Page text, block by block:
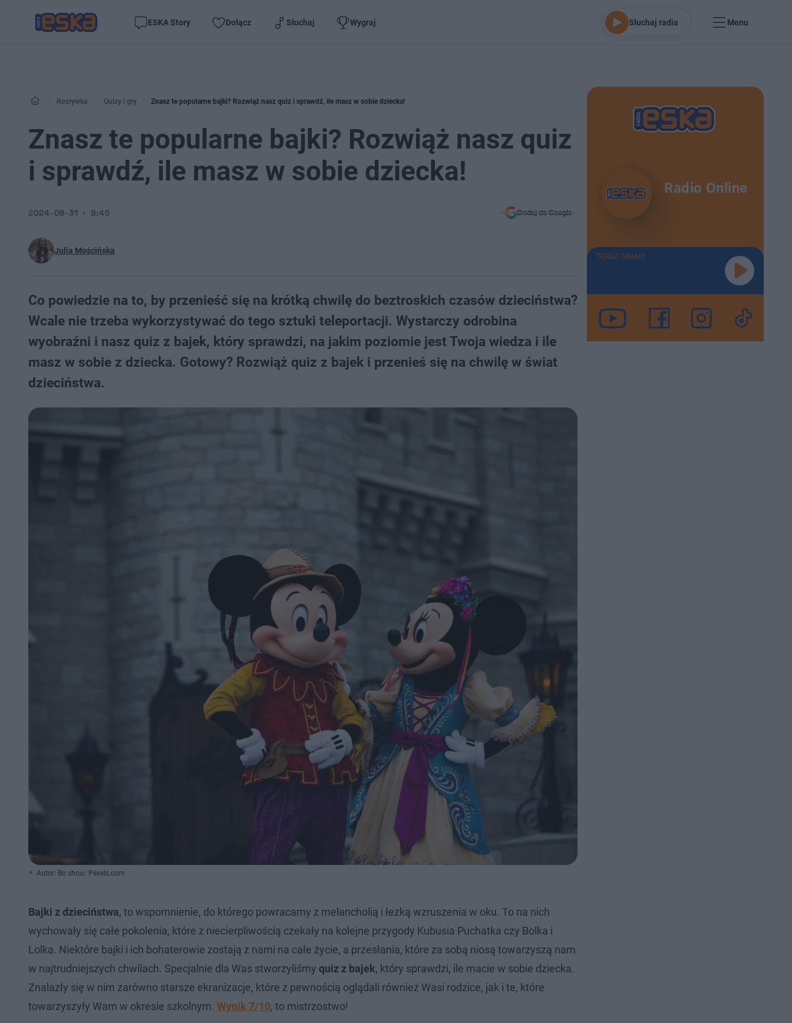
ESKA Story Dołącz Słuchaj Wygraj Słuchaj radia Menu
Rozrywka Quizy i gry Znasz te popularne bajki? Rozwiąż nasz quiz i sprawdź, ile masz w sobie dziecka!
Znasz te popularne bajki? Rozwiąż nasz quiz
i sprawdź, ile masz w sobie dziecka!
Julia Mościńska
2024-08-31 9:45 Dodaj do Google
Co powiedzie na to, by przenieść się na krótką chwilę do beztroskich czasów dzieciństwa?
Wcale nie trzeba wykorzystywać do tego sztuki teleportacji. Wystarczy odrobina
wyobraźni i nasz quiz z bajek, który sprawdzi, na jakim poziomie jest Twoja wiedza i ile
masz w sobie z dziecka. Gotowy? Rozwiąż quiz z bajek i przenieś się na chwilę w świat
dzieciństwa.
Autor: Bo shou/ Pexels.com
Bajki z dzieciństwa, to wspomnienie, do którego powracamy z melancholią i łezką wzruszenia w oku. To na nich
wychowały się całe pokolenia, które z niecierpliwością czekały na kolejne przygody Kubusia Puchatka czy Bolka i
Lolka. Niektóre bajki i ich bohaterowie zostają z nami na całe życie, a przesłania, które za sobą niosą towarzyszą nam
w najtrudniejszych chwilach. Specjalnie dla Was stworzyliśmy quiz z bajek, który sprawdzi, ile macie w sobie dziecka.
Znalazły się w nim zarówno starsze ekranizacje, które z pewnością oglądali również Wasi rodzice, jak i te, które
towarzyszyły Wam w okresie szkolnym. Wynik 7/10, to mistrzostwo!
Radio Online
TERAZ GRAMY